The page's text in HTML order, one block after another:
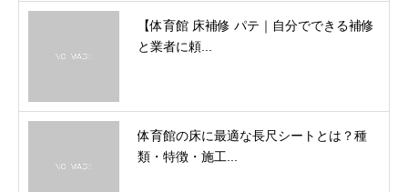
【体育館 床補修 パテ｜自分でできる補修
と業者に頼...
体育館の床に最適な長尺シートとは？種
類・特徴・施工...